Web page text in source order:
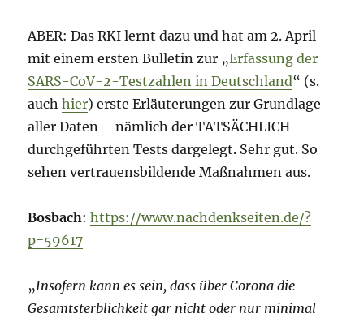
ABER: Das RKI lernt dazu und hat am 2. April
mit einem ersten Bulletin zur „Erfassung der
SARS-CoV-2-Testzahlen in Deutschland“ (s.
auchhier) erste Erläuterungen zur Grundlage
aller Daten – nämlich der TATSÄCHLICH
durchgeführten Tests dargelegt. Sehr gut. So
sehen vertrauensbildende Maßnahmen aus.
Bosbach:https://www.nachdenkseiten.de/?
p=59617
„Insofern kann es sein, dass über Corona die
Gesamtsterblichkeit gar nicht oder nur minimal